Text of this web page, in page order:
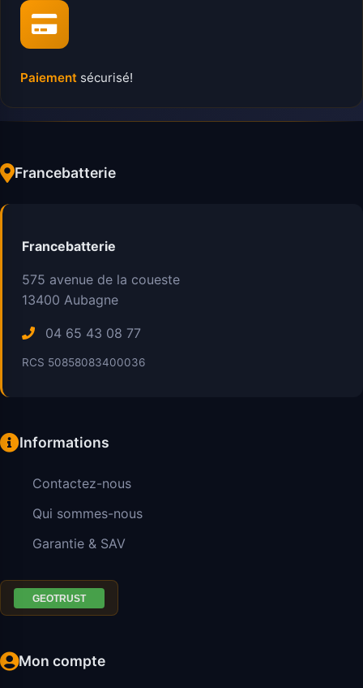
Paiement sécurisé!
Francebatterie
Francebatterie
575 avenue de la coueste
13400 Aubagne
04 65 43 08 77
RCS 50858083400036
Informations
Contactez-nous
Qui sommes-nous
Garantie & SAV
Mon compte